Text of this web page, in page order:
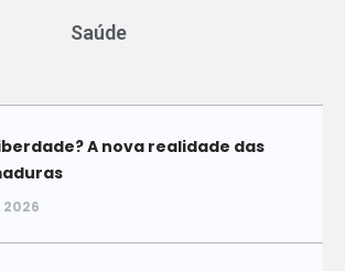
Saúde
A nova realidade das
2026